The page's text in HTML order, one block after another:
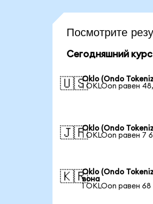
Посмотрите
Сегодняшний
🇺🇸Oklo (Ondo
1 OKLOon равен
🇯🇵Oklo (Ondo
1 OKLOon равен 7
🇰🇷Oklo (Ondo
вона
1 OKLOon равен